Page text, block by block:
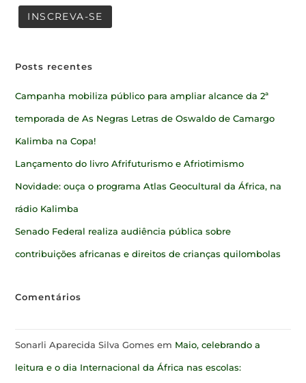
Posts recentes
Campanha mobiliza público para ampliar alcance da 2ª
temporada de As Negras Letras de Oswaldo de Camargo
Kalimba na Copa!
Lançamento do livro Afrifuturismo e Afriotimismo
Novidade: ouça o programa Atlas Geocultural da África, na
rádio Kalimba
Senado Federal realiza audiência pública sobre
contribuições africanas e direitos de crianças quilombolas
Comentários
Sonarli Aparecida Silva Gomes em Maio, celebrando a
leitura e o dia Internacional da África nas escolas: